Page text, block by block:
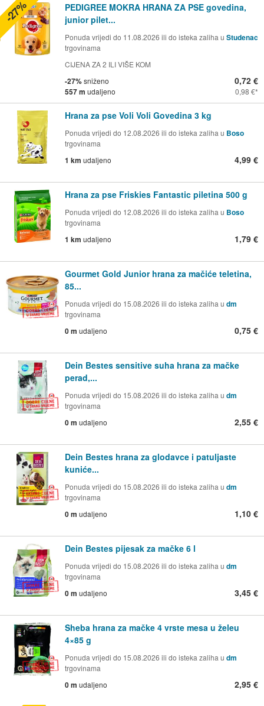
PEDIGREE MOKRA HRANA ZA PSE govedina,
junior pilet...
Ponuda vrijedi do 11.08.2026 ili do isteka zaliha u Studenac
trgovinama
CIJENA ZA 2 ILI VIŠE KOM
-27%sniženo
557 m udaljeno
0,72 €
0,98 €
-27%
Hrana za pse Voli Voli Govedina 3 kg
Ponuda vrijedi do 12.08.2026 ili do isteka zaliha u Boso
trgovinama
1 km udaljeno 4,99 €
Hrana za pse Friskies Fantastic piletina 500 g
Ponuda vrijedi do 12.08.2026 ili do isteka zaliha u Boso
trgovinama
1 km udaljeno 1,79 €
Gourmet Gold Junior hrana za mačiće teletina,
85...
Ponuda vrijedi do 15.08.2026 ili do isteka zaliha u dm
trgovinama
0 m udaljeno 0,75 €
Dein Bestes sensitive suha hrana za mačke
perad,...
Ponuda vrijedi do 15.08.2026 ili do isteka zaliha u dm
trgovinama
0 m udaljeno 2,55 €
Dein Bestes hrana za glodavce i patuljaste
kuniće...
Ponuda vrijedi do 15.08.2026 ili do isteka zaliha u dm
trgovinama
0 m udaljeno 1,10 €
Dein Bestes pijesak za mačke 6 l
Ponuda vrijedi do 15.08.2026 ili do isteka zaliha u dm
trgovinama
0 m udaljeno 3,45 €
Sheba hrana za mačke 4 vrste mesa u želeu
4×85 g
Ponuda vrijedi do 15.08.2026 ili do isteka zaliha u dm
trgovinama
0 m udaljeno 2,95 €